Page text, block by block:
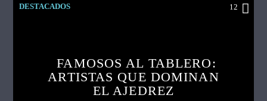
DESTACADOS 12
FAMOSOS AL TABLERO:
ARTISTAS QUE DOMINAN
EL AJEDREZ